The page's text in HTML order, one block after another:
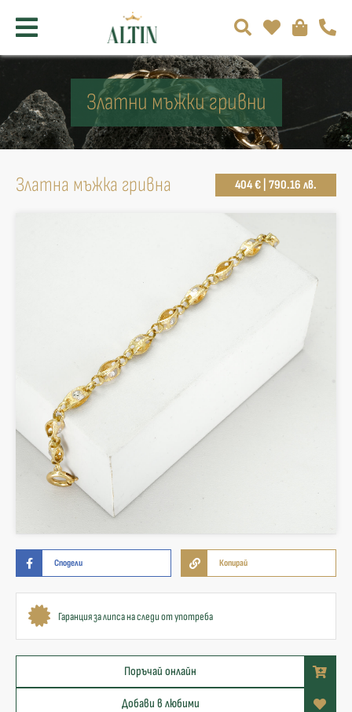
Златни мъжки гривни
Златна мъжка гривна 404 € | 790.16 лв.
Сподели Копирай
Гаранция за липса на следи от употреба
Поръчай онлайн
Добави в любими